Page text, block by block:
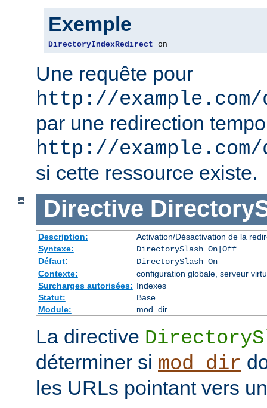
Exemple
DirectoryIndexRedirect on
Une requête pour
http://example.com/
par une redirection
http://
si cette ressource existe.
Directive
Description:
Activation/Désactivation de la
Syntaxe:
DirectorySlash On|Off
Défaut:
DirectorySlash On
Contexte:
configuration globale, serveur
Surcharges autorisées: Indexes
Statut:
Base
Module:
mod_dir
La directive
déterminer si mod_dir
les URLs pointant vers